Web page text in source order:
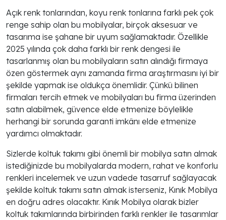
Açık renk tonlarından, koyu renk tonlarına farklı pek çok
renge sahip olan bu mobilyalar, birçok aksesuar ve
tasarıma ise şahane bir uyum sağlamaktadır. Özellikle
2025 yılında çok daha farklı bir renk dengesi ile
tasarlanmış olan bu mobilyaların satın alındığı firmaya
özen göstermek aynı zamanda firma araştırmasını iyi bir
şekilde yapmak ise oldukça önemlidir. Çünkü bilinen
firmaları tercih etmek ve mobilyaları bu firma üzerinden
satın alabilmek, güvence elde etmenize böylelikle
herhangi bir sorunda garanti imkânı elde etmenize
yardımcı olmaktadır.
Sizlerde koltuk takımı gibi önemli bir mobilya satın almak
istediğinizde bu mobilyalarda modern, rahat ve konforlu
renkleri incelemek ve uzun vadede tasarruf sağlayacak
şekilde koltuk takımı satın almak isterseniz, Kınık Mobilya
en doğru adres olacaktır. Kınık Mobilya olarak bizler
koltuk takımlarında birbirinden farklı renkler ile tasarımlar